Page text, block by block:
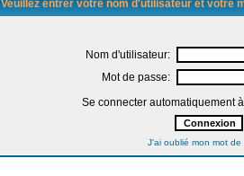
Veuillez entrer votre nom d'utilisateur et votre
Nom d'utilisateur:
Mot de passe:
Se connecter automatiquement
J'ai oublié mon mot de